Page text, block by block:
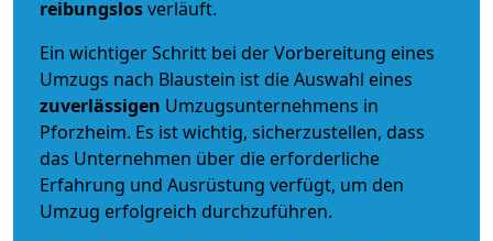
reibungslosverläuft.
Ein wichtiger Schritt bei der Vorbereitung eines
Umzugs nach Blaustein ist die Auswahl eines
zuverlässigen Umzugsunternehmens in
Pforzheim. Es ist wichtig, sicherzustellen, dass
das Unternehmen über die erforderliche
Erfahrung und Ausrüstung verfügt, um den
Umzug erfolgreich durchzuführen.